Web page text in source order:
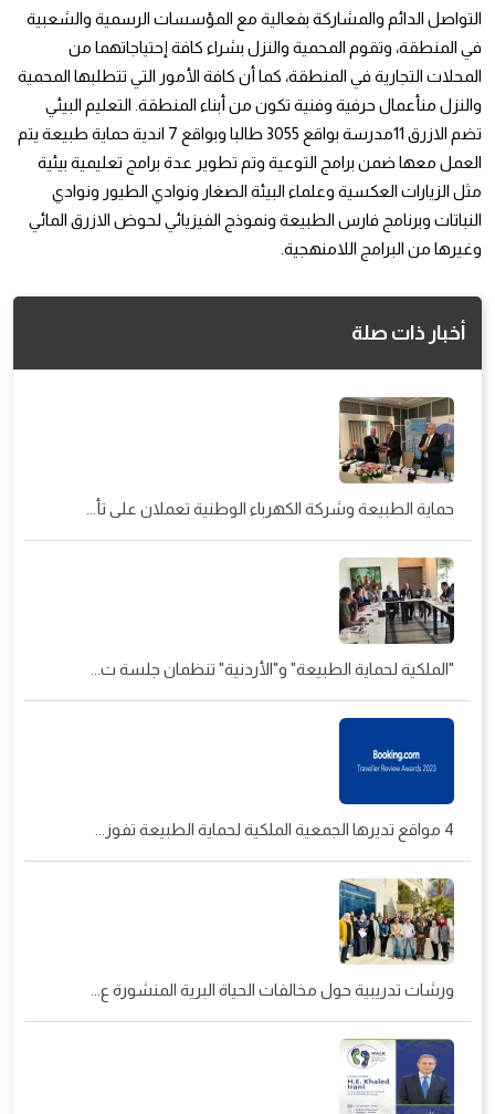
التواصل الدائم والمشاركة بفعالية مع المؤسسات الرسمية والشعبية
في المنطقة، وتقوم المحمية والنزل بشراء كافة إحتياجاتهما من
المحلات التجارية في المنطقة، كما أن كافة الأمور التي تتطلبها المحمية
والنزل منأعمال حرفية وفنية تكون من أبناء المنطقة. التعليم البيئي
تضم الازرق 11مدرسة بواقع 3055 طالبا وبواقع 7 اندية حماية طبيعة يتم
العمل معها ضمن برامج التوعية وتم تطوير عدة برامج تعليمية بيئية
مثل الزيارات العكسية وعلماء البيئة الصغار ونوادي الطيور ونوادي
النباتات وبرنامج فارس الطبيعة ونموذج الفيزيائي لحوض الازرق المائي
وغيرها من البرامج اللامنهجية.
أخبار ذات صلة
حماية الطبيعة وشركة الكهرباء الوطنية تعملان على تأ...
"الملكية لحماية الطبيعة" و"الأردنية" تنظمان جلسة ت...
4 مواقع تديرها الجمعية الملكية لحماية الطبيعة تفوز...
ورشات تدريبية حول مخالفات الحياة البرية المنشورة ع...